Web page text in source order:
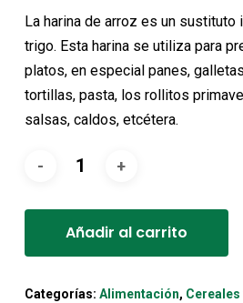
original
era:
3,55€.
actual
es:
3,37€.
La harina de arroz es un sustituto
trigo. Esta harina se utiliza para
platos, en especial panes,
tortillas, pasta, los rollitos
salsas, caldos, etcétera.
Añadir al carrito
Categorías: Alimentación,